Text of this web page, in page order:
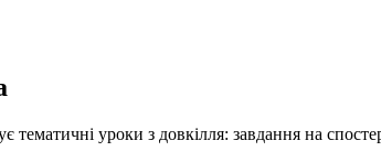
уроки з довкілля: завдання на